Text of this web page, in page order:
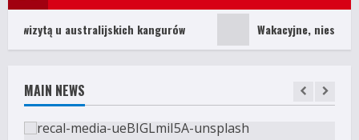
u australijskich kangurów Wakacyjne,
MAIN NEWS